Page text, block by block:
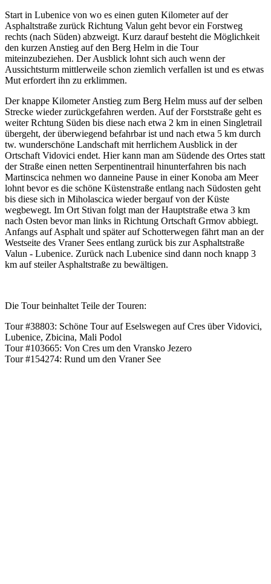
Start in Lubenice von wo es einen guten Kilometer auf der
Asphaltstraße zurück Richtung Valun geht bevor ein Forstweg
rechts (nach Süden) abzweigt. Kurz darauf besteht die Möglichkeit
den kurzen Anstieg auf den Berg Helm in die Tour
miteinzubeziehen. Der Ausblick lohnt sich auch wenn der
Aussichtsturm mittlerweile schon ziemlich verfallen ist und es etwas
Mut erfordert ihn zu erklimmen.
Der knappe Kilometer Anstieg zum Berg Helm muss auf der selben
Strecke wieder zurückgefahren werden. Auf der Forststraße geht es
weiter Rchtung Süden bis diese nach etwa 2 km in einen Singletrail
übergeht, der überwiegend befahrbar ist und nach etwa 5 km durch
tw. wunderschöne Landschaft mit herrlichem Ausblick in der
Ortschaft Vidovici endet. Hier kann man am Südende des Ortes statt
der Straße einen netten Serpentinentrail hinunterfahren bis nach
Martinscica nehmen wo danneine Pause in einer Konoba am Meer
lohnt bevor es die schöne Küstenstraße entlang nach Südosten geht
bis diese sich in Miholascica wieder bergauf von der Küste
wegbewegt. Im Ort Stivan folgt man der Hauptstraße etwa 3 km
nach Osten bevor man links in Richtung Ortschaft Grmov abbiegt.
Anfangs auf Asphalt und später auf Schotterwegen fährt man an der
Westseite des Vraner Sees entlang zurück bis zur Asphaltstraße
Valun - Lubenice. Zurück nach Lubenice sind dann noch knapp 3
km auf steiler Asphaltstraße zu bewältigen.
Die Tour beinhaltet Teile der Touren:
Tour #38803: Schöne Tour auf Eselswegen auf Cres über Vidovici,
Lubenice, Zbicina, Mali Podol
Tour #103665: Von Cres um den Vransko Jezero
Tour #154274: Rund um den Vraner See